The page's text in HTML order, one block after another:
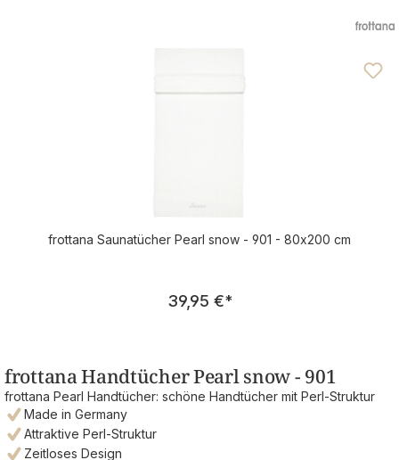
frottana Saunatücher Pearl snow - 901 - 80x200 cm
Regulärer Preis:
39,95 €*
frottana Handtücher Pearl snow - 901
frottana Pearl Handtücher: schöne Handtücher mit Perl-Struktur
Made in Germany
Attraktive Perl-Struktur
Zeitloses Design